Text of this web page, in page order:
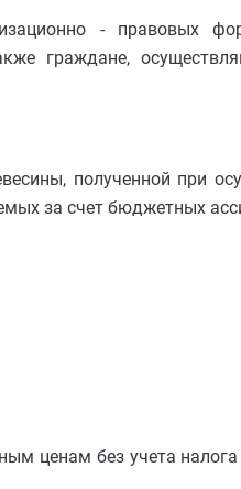
- правовых
граждане,
полученной при
за счет бюджетных
ценам без учета